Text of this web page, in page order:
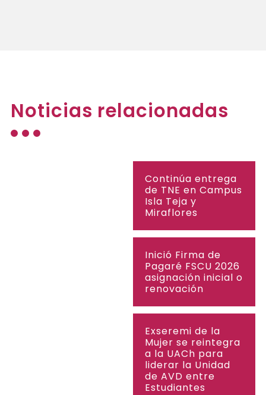
Noticias relacionadas
Continúa entrega
de TNE en Campus
Isla Teja y
Miraflores
Inició Firma de
Pagaré FSCU 2026
asignación inicial o
renovación
Exseremi de la
Mujer se reintegra
a la UACh para
liderar la Unidad
de AVD entre
Estudiantes